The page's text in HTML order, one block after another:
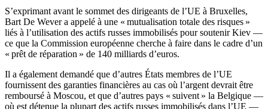
S’exprimant avant le sommet des dirigeants de l’UE à Bruxelles,
Bart De Wever a appelé à une « mutualisation totale des risques »
liés à l’utilisation des actifs russes immobilisés pour soutenir Kiev —
ce que la Commission européenne cherche à faire dans le cadre d’un
« prêt de réparation » de 140 milliards d’euros.
Il a également demandé que d’autres États membres de l’UE
fournissent des garanties financières au cas où l’argent devrait être
remboursé à Moscou, et que d’autres pays « suivent » la Belgique —
où est détenue la plupart des actifs russes immobilisés dans l’UE —